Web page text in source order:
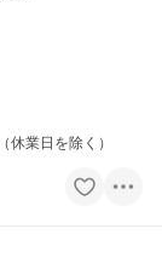
休業日を除く）